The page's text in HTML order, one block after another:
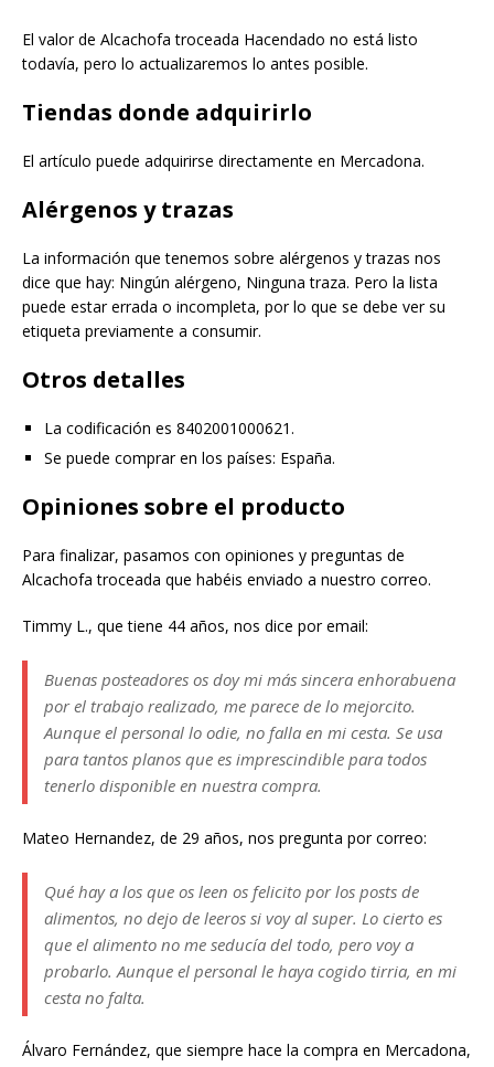
El valor de Alcachofa troceada Hacendado no está listo
todavía, pero lo actualizaremos lo antes posible.
Tiendas donde adquirirlo
El artículo puede adquirirse directamente en Mercadona.
Alérgenos y trazas
La información que tenemos sobre alérgenos y trazas nos
dice que hay: Ningún alérgeno, Ninguna traza. Pero la lista
puede estar errada o incompleta, por lo que se debe ver su
etiqueta previamente a consumir.
Otros detalles
La codificación es 8402001000621.
Se puede comprar en los países: España.
Opiniones sobre el producto
Para finalizar, pasamos con opiniones y preguntas de
Alcachofa troceada que habéis enviado a nuestro correo.
Timmy L., que tiene 44 años, nos dice por email:
Buenas posteadores os doy mi más sincera enhorabuena
por el trabajo realizado, me parece de lo mejorcito.
Aunque el personal lo odie, no falla en mi cesta. Se usa
para tantos planos que es imprescindible para todos
tenerlo disponible en nuestra compra.
Mateo Hernandez, de 29 años, nos pregunta por correo:
Qué hay a los que os leen os felicito por los posts de
alimentos, no dejo de leeros si voy al super. Lo cierto es
que el alimento no me seducía del todo, pero voy a
probarlo. Aunque el personal le haya cogido tirria, en mi
cesta no falta.
Álvaro Fernández, que siempre hace la compra en Mercadona,